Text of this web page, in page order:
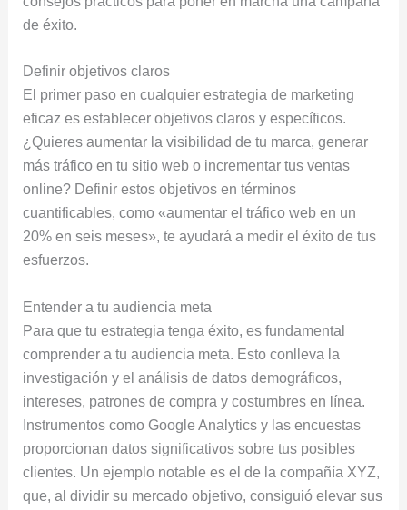
de éxito.
Definir objetivos claros
El primer paso en cualquier estrategia de marketing
eficaz es establecer objetivos claros y específicos.
¿Quieres aumentar la visibilidad de tu marca, generar
más tráfico en tu sitio web o incrementar tus ventas
online? Definir estos objetivos en términos
cuantificables, como «aumentar el tráfico web en un
20% en seis meses», te ayudará a medir el éxito de tus
esfuerzos.
Entender a tu audiencia meta
Para que tu estrategia tenga éxito, es fundamental
comprender a tu audiencia meta. Esto conlleva la
investigación y el análisis de datos demográficos,
intereses, patrones de compra y costumbres en línea.
Instrumentos como Google Analytics y las encuestas
proporcionan datos significativos sobre tus posibles
clientes. Un ejemplo notable es el de la compañía XYZ,
que, al dividir su mercado objetivo, consiguió elevar sus